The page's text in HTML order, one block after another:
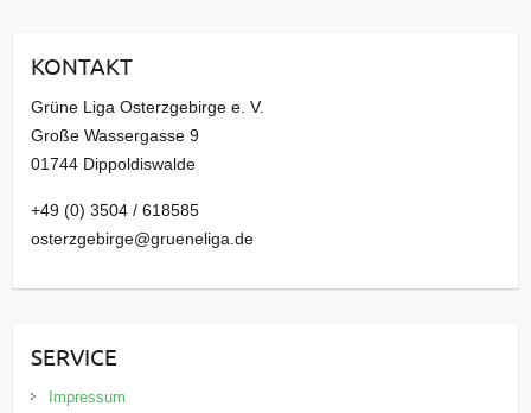
v
KONTAKT
Grüne Liga Osterzgebirge e. V.
Große Wassergasse 9
01744 Dippoldiswalde
+49 (0) 3504 / 618585
osterzgebirge@grueneliga.de
SERVICE
Impressum